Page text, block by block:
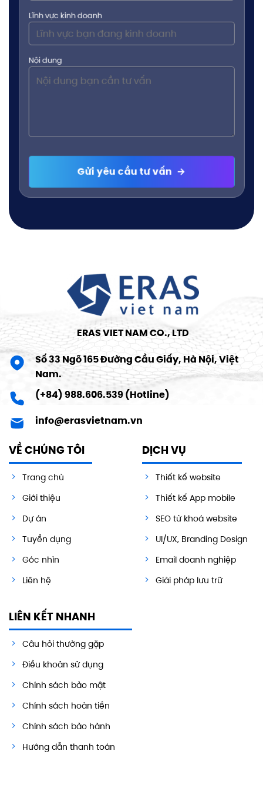
Lĩnh vực kinh doanh
Nội dung
ERAS VIET NAM CO., LTD
Số 33 Ngõ 165 Đường Cầu Giấy, Hà Nội, Việt
Nam.
(+84) 988.606.539 (Hotline)
info@erasvietnam.vn
VỀ CHÚNG TÔI
Trang chủ
Giới thiệu
Dự án
Tuyển dụng
Góc nhìn
Liên hệ
DỊCH VỤ
Thiết kế website
Thiết kế App mobile
SEO từ khoá website
UI/UX, Branding Design
Email doanh nghiệp
Giải pháp lưu trữ
LIÊN KẾT NHANH
Câu hỏi thường gặp
Điều khoản sử dụng
Chính sách bảo mật
Chính sách hoàn tiền
Chính sách bảo hành
Hướng dẫn thanh toán